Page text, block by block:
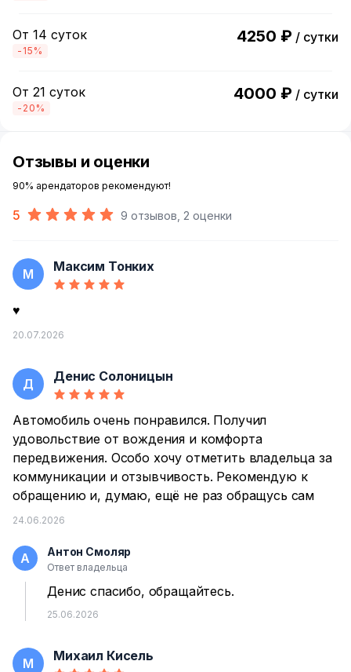
От 14 суток
-15%
4250 ₽ / сутки
От 21 суток
-20%
4000 ₽ / сутки
Отзывы и оценки
90% арендаторов рекомендуют!
5 9 отзывов, 2 оценки
М Максим Тонких
♥️
20.07.2026
Д Денис Солоницын
Автомобиль очень понравился. Получил
удовольствие от вождения и комфорта
передвижения. Особо хочу отметить владельца за
коммуникации и отзывчивость. Рекомендую к
обращению и, думаю, ещё не раз обращусь сам
24.06.2026
А Антон Смоляр
Ответ владельца
Денис спасибо, обращайтесь.
25.06.2026
М Михаил Кисель